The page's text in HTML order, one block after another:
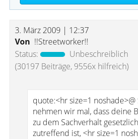
3. März 2009 | 12:37
Von !!Streetworker!!
Status:
Unbeschreiblich
(30197 Beiträge, 9556x hilfreich)
quote:<hr size=1
nehmen wir mal, dass deine
zu dem Sachverhalt
zutreffend ist, <hr size=1